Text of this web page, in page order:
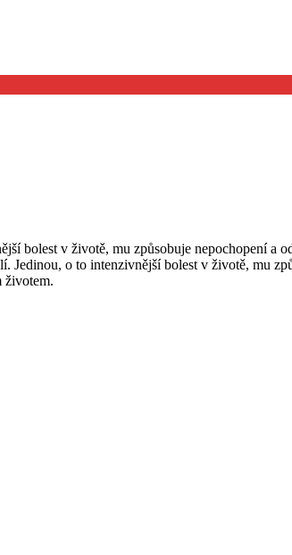
bolest v životě, mu způsobuje nepochopení a
Jedinou, o to intenzivnější bolest v životě, mu
životem.